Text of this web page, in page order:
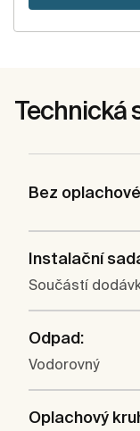
Technická
Bez
Instalační
Součástí
Odpad:
Vodorovný
Oplachový